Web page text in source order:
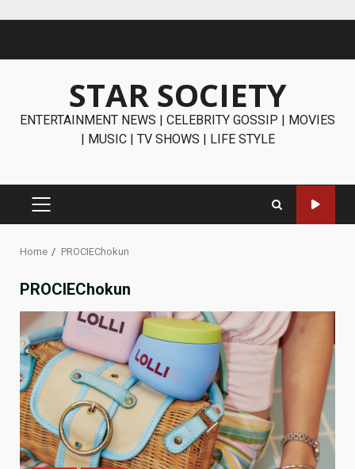
STAR SOCIETY
ENTERTAINMENT NEWS | CELEBRITY GOSSIP | MOVIES
| MUSIC | TV SHOWS | LIFE STYLE
PRIMARY
Home PROCIEChokun
PROCIEChokun